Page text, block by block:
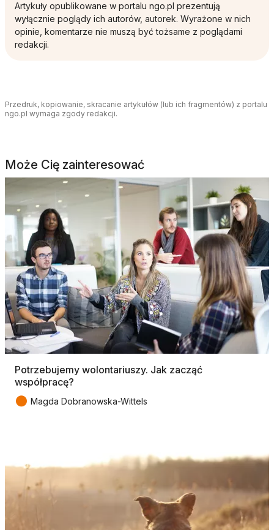
Artykuły opublikowane w portalu ngo.pl prezentują
wyłącznie poglądy ich autorów, autorek. Wyrażone w nich
opinie, komentarze nie muszą być tożsame z poglądami
redakcji.
Przedruk, kopiowanie, skracanie artykułów (lub ich fragmentów) z portalu
ngo.pl wymaga zgody redakcji.
Może Cię zainteresować
Potrzebujemy wolontariuszy. Jak zacząć
współpracę?
● Magda Dobranowska-Wittels